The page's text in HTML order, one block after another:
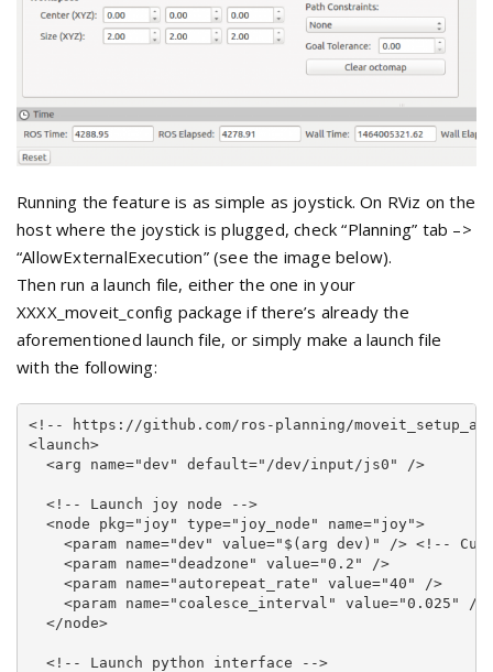
Running the feature is as simple as joystick. On RViz on the
host where the joystick is plugged, check “Planning” tab –>
“AllowExternalExecution” (see the image below).
Then run a launch file, either the one in your
XXXX_moveit_config package if there’s already the
aforementioned launch file, or simply make a launch file
with the following:
<!-- https://github.com/ros-planning/
<launch>
  <arg name="dev" default="/dev/input/js0" />
  <!-- Launch joy node -->
  <node pkg="joy" type="joy_node" name="joy">
<param name="dev" value="$(arg dev)" /> <!--
    <param name="deadzone" value="0.2" />
    <param name="autorepeat_rate" value="40" />
    <param name="coalesce_interval" value="0.025" />
  </node>
  <!-- Launch python interface -->